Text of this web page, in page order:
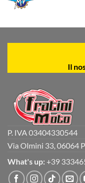
Il
P. IVA 03404330544
Via Olmini 33, 06064
What's up: +39